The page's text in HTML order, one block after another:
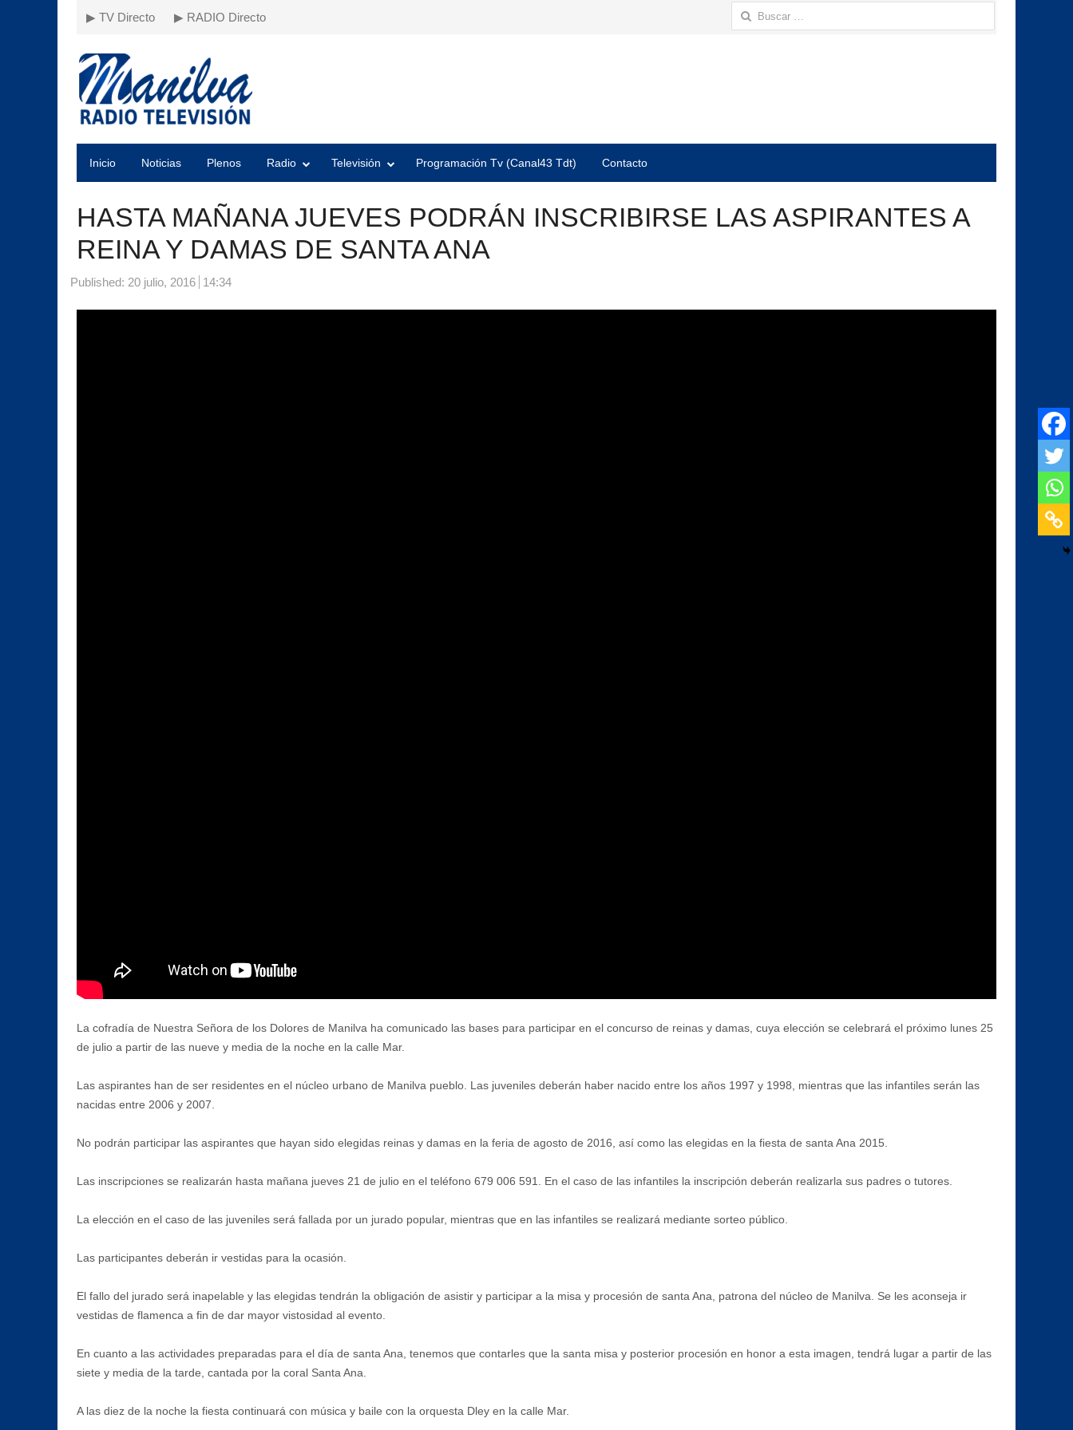
▶ TV Directo ▶ RADIO Directo Buscar:
Inicio Noticias Plenos Radio Televisión Programación Tv (Canal43 Tdt) Contacto
HASTA MAÑANA JUEVES PODRÁN INSCRIBIRSE LAS ASPIRANTES A
REINA Y DAMAS DE SANTA ANA
Published: 20 julio, 2016 14:34
La cofradía de Nuestra Señora de los Dolores de Manilva ha comunicado las bases para participar en el concurso de reinas y damas, cuya elección se celebrará el próximo lunes 25
de julio a partir de las nueve y media de la noche en la calle Mar.
Las aspirantes han de ser residentes en el núcleo urbano de Manilva pueblo. Las juveniles deberán haber nacido entre los años 1997 y 1998, mientras que las infantiles serán las
nacidas entre 2006 y 2007.
No podrán participar las aspirantes que hayan sido elegidas reinas y damas en la feria de agosto de 2016, así como las elegidas en la fiesta de santa Ana 2015.
Las inscripciones se realizarán hasta mañana jueves 21 de julio en el teléfono 679 006 591. En el caso de las infantiles la inscripción deberán realizarla sus padres o tutores.
La elección en el caso de las juveniles será fallada por un jurado popular, mientras que en las infantiles se realizará mediante sorteo público.
Las participantes deberán ir vestidas para la ocasión.
El fallo del jurado será inapelable y las elegidas tendrán la obligación de asistir y participar a la misa y procesión de santa Ana, patrona del núcleo de Manilva. Se les aconseja ir
vestidas de flamenca a fin de dar mayor vistosidad al evento.
En cuanto a las actividades preparadas para el día de santa Ana, tenemos que contarles que la santa misa y posterior procesión en honor a esta imagen, tendrá lugar a partir de las
siete y media de la tarde, cantada por la coral Santa Ana.
A las diez de la noche la fiesta continuará con música y baile con la orquesta Dley en la calle Mar.